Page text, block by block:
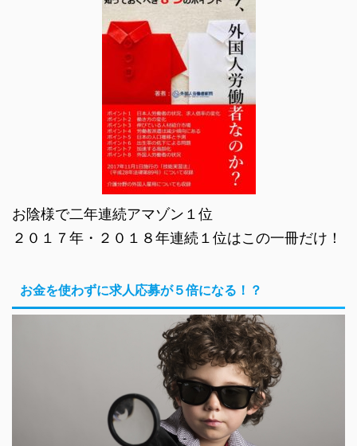
お陰様で二年連続アマゾン１位
２０１７年・２０１８年連続１位はこの一冊だけ！
お金を使わずに求人応募が５倍になる！？